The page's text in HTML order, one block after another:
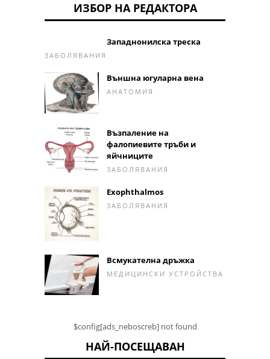
ИЗБОР НА РЕДАКТОРА
Западнонилска треска
ЗАБОЛЯВАНИЯ
Външна югуларна вена
АНАТОМИЯ
Възпаление на
фалопиевите тръби и
яйчниците
ЗАБОЛЯВАНИЯ
Exophthalmos
ЗАБОЛЯВАНИЯ
Всмукателна дръжка
МЕДИЦИНСКИ УСТРОЙСТВА
$config[ads_neboscreb] not found
НАЙ-ПОСЕЩАВАН